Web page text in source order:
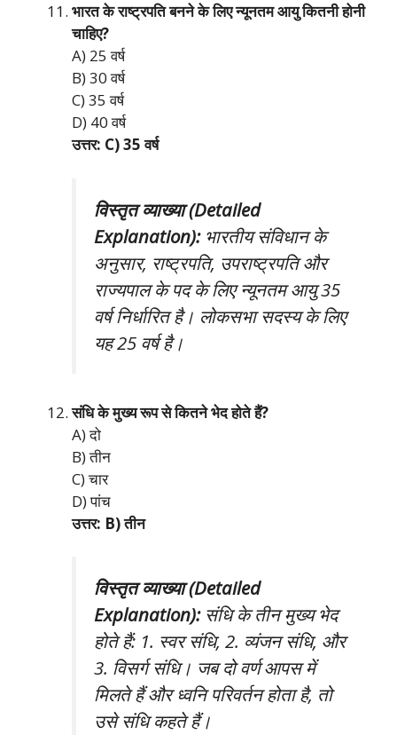
भारत के राष्ट्रपति बनने के लिए न्यूनतम आयु कितनी होनी
चाहिए?
A) 25 वर्ष
B) 30 वर्ष
C) 35 वर्ष
D) 40 वर्ष
उत्तर: C) 35 वर्ष
विस्तृत व्याख्या (Detailed
Explanation):भारतीय संविधान के
अनुसार, राष्ट्रपति, उपराष्ट्रपति और
राज्यपाल के पद के लिए न्यूनतम आयु 35
वर्ष निर्धारित है। लोकसभा सदस्य के लिए
यह 25 वर्ष है।
संधि के मुख्य रूप से कितने भेद होते हैं?
A) दो
B) तीन
C) चार
D) पांच
उत्तर: B) तीन
विस्तृत व्याख्या (Detailed
Explanation):संधि के तीन मुख्य भेद
होते हैं: 1. स्वर संधि, 2. व्यंजन संधि, और
3. विसर्ग संधि। जब दो वर्ण आपस में
मिलते हैं और ध्वनि परिवर्तन होता है, तो
उसे संधि कहते हैं।